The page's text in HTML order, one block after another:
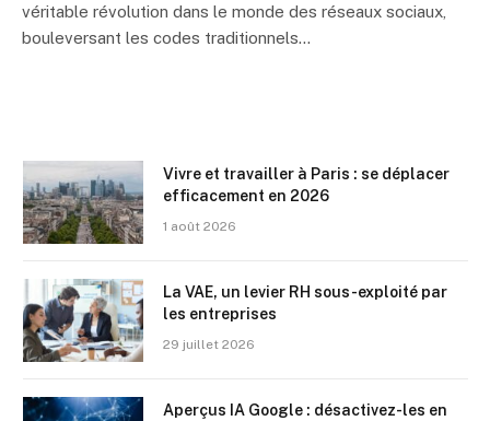
véritable révolution dans le monde des réseaux sociaux,
bouleversant les codes traditionnels…
Vivre et travailler à Paris : se déplacer
efficacement en 2026
1 août 2026
La VAE, un levier RH sous-exploité par
les entreprises
29 juillet 2026
Aperçus IA Google : désactivez-les en